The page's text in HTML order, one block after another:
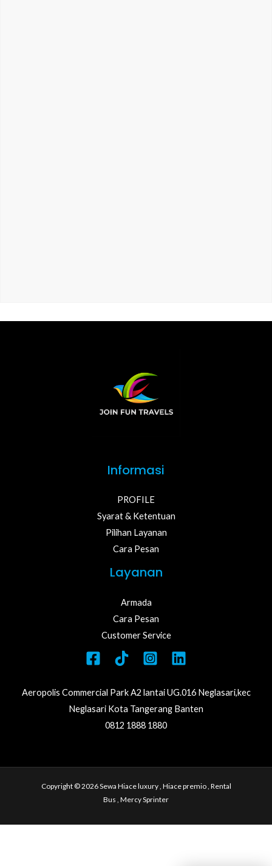
Informasi
PROFILE
Syarat & Ketentuan
Pilihan Layanan
Cara Pesan
Layanan
Armada
Cara Pesan
Customer Service
Aeropolis Commercial Park A2 lantai UG.016 Neglasari,kec
Neglasari Kota Tangerang Banten
0812 1888 1880
Copyright © 2026 Sewa Hiace luxury , Hiace premio , Rental
Bus , Mercy Sprinter